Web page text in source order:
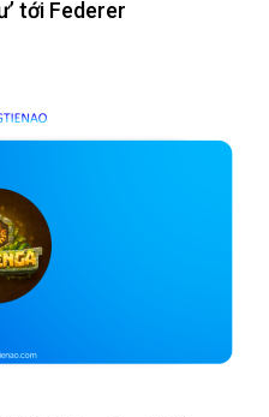
tới Federer